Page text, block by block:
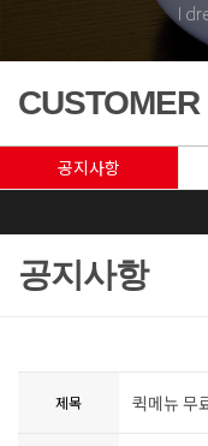
I
CUSTOMER
공지사항
공지사항
제목 퀵메뉴 무